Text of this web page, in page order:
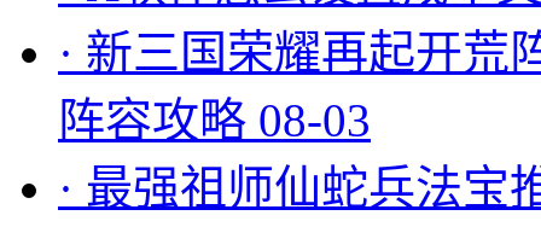
· 新三国荣耀再起开荒
阵容攻略 08-03
· 最强祖师仙蛇兵法宝